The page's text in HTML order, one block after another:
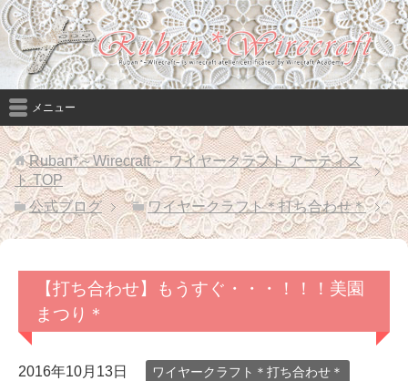
メニュー
Ruban*～Wirecraft～ ワイヤークラフト アーティス
トTOP
公式ブログ
ワイヤークラフト＊打ち合わせ＊
【打ち合わせ】もうすぐ・・・！！！美園
まつり＊
2016年10月13日 ワイヤークラフト＊打ち合わせ＊